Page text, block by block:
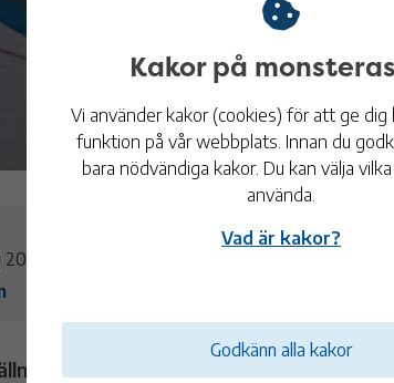
Tid
"Music to my eyes" visas i Erikas
Kakor på
Vi använder kakor (cookies) för att ge dig
funktion på vår webbplats. Innan du
bara nödvändiga kakor. Du kan välja
använda.
Vad är kakor?
Godkänn alla kakor